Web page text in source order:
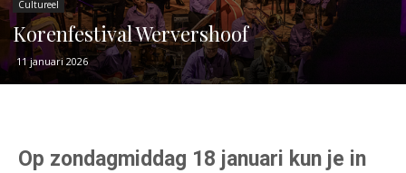
Cultureel
Korenfestival Wervershoof
11 januari 2026
Op zondagmiddag 18 januari kun je in